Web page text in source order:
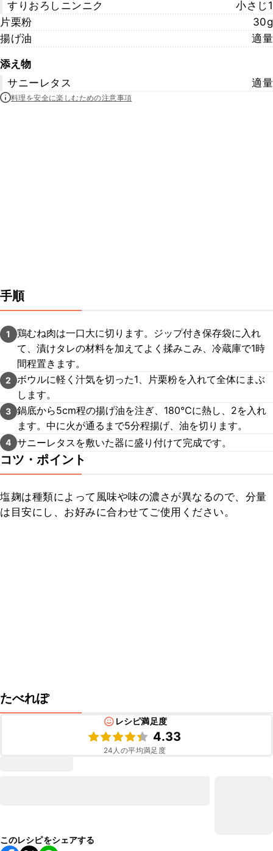
すりおろしニンニク
小さじ1
片栗粉
30g
揚げ油
適量
添え物
サニーレタス
適量
料理を安全に楽しむための注意事項
手順
1
鶏むね肉は一口大に切ります。ジップ付き保存袋に入れ
て、漬けタレの材料を加えてよく揉みこみ、冷蔵庫で1時
間程置きます。
2
ボウルに軽く汁気を切った1、片栗粉を入れて全体にまぶ
します。
3 鍋底から5cm程の揚げ油を注ぎ、180℃に熱し、2を入れ
ます。中に火が通るまで5分程揚げ、油を切ります。
4 サニーレタスを敷いた器に盛り付けて完成です。
コツ・ポイント
塩麹は種類によって風味や味の濃さが異なるので、分量
は目安にし、お好みに合わせてご使用ください。
たべれぽ
レシピ満足度
4.33
24 人の平均満足度
このレシピをシェアする